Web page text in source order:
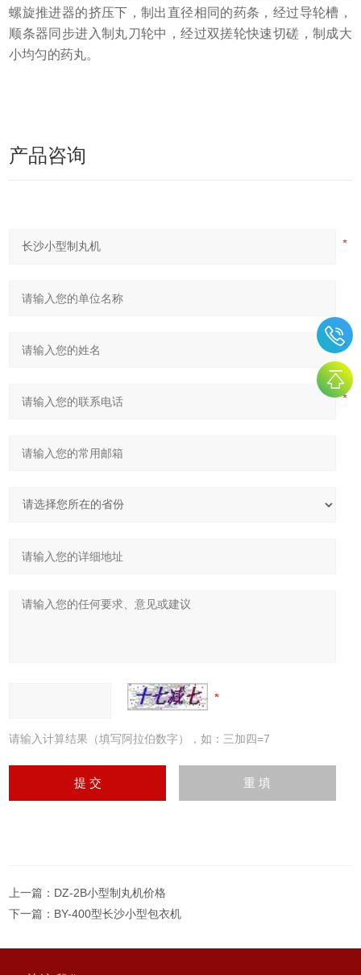
螺旋推进器的挤压下，制出直径相同的药条，经过导轮槽，
顺条器同步进入制丸刀轮中，经过双搓轮快速切磋，制成大
小均匀的药丸。
产品咨询
请输入计算结果（填写阿拉伯数字），如：三加四=7
上一篇： DZ-2B小型制丸机价格
下一篇： BY-400型长沙小型包衣机